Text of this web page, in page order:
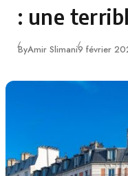
: une
ByAmir Slimani9 février